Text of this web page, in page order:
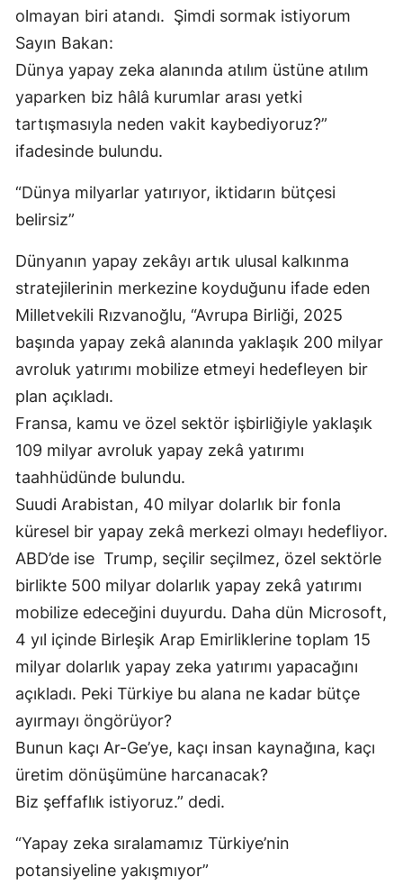
olmayan biri atandı. Şimdi sormak istiyorum
Sayın Bakan:
Dünya yapay zeka alanında atılım üstüne atılım
yaparken biz hâlâ kurumlar arası yetki
tartışmasıyla neden vakit kaybediyoruz?”
ifadesinde bulundu.
“Dünya milyarlar yatırıyor, iktidarın bütçesi
belirsiz”
Dünyanın yapay zekâyı artık ulusal kalkınma
stratejilerinin merkezine koyduğunu ifade eden
Milletvekili Rızvanoğlu, “Avrupa Birliği, 2025
başında yapay zekâ alanında yaklaşık 200 milyar
avroluk yatırımı mobilize etmeyi hedefleyen bir
plan açıkladı.
Fransa, kamu ve özel sektör işbirliğiyle yaklaşık
109 milyar avroluk yapay zekâ yatırımı
taahhüdünde bulundu.
Suudi Arabistan, 40 milyar dolarlık bir fonla
küresel bir yapay zekâ merkezi olmayı hedefliyor.
ABD’de ise Trump, seçilir seçilmez, özel sektörle
birlikte 500 milyar dolarlık yapay zekâ yatırımı
mobilize edeceğini duyurdu. Daha dün Microsoft,
4 yıl içinde Birleşik Arap Emirliklerine toplam 15
milyar dolarlık yapay zeka yatırımı yapacağını
açıkladı. Peki Türkiye bu alana ne kadar bütçe
ayırmayı öngörüyor?
Bunun kaçı Ar-Ge’ye, kaçı insan kaynağına, kaçı
üretim dönüşümüne harcanacak?
Biz şeffaflık istiyoruz.” dedi.
“Yapay zeka sıralamamız Türkiye’nin
potansiyeline yakışmıyor”